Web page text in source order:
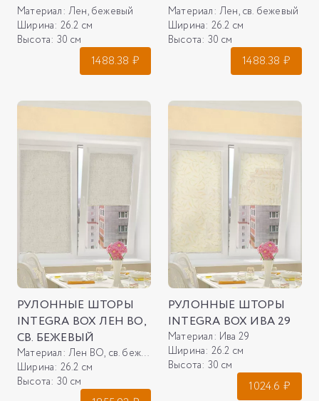
Материал: Лен, бежевый
Ширина: 26.2 см
Высота: 30 см
1488.38 ₽
Материал: Лен, св. бежевый
Ширина: 26.2 см
Высота: 30 см
1488.38 ₽
РУЛОННЫЕ ШТОРЫ
INTEGRA BOX ЛЕН ВО,
СВ. БЕЖЕВЫЙ
Материал: Лен ВО, св. бежевый
Ширина: 26.2 см
Высота: 30 см
РУЛОННЫЕ ШТОРЫ
INTEGRA BOX ИВА 29
Материал: Ива 29
Ширина: 26.2 см
Высота: 30 см
1024.6 ₽